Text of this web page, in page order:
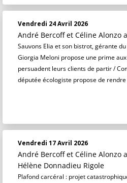
Vendredi 24 Avril 2026
André Bercoff et Céline Alonzo
Sauvons Elia et son bistrot, gérante
Giorgia Meloni propose une prime
persuadent leurs clients de partir /
députée écologiste propose de
Vendredi 17 Avril 2026
André Bercoff et Céline Alonzo
Hélène Donnadieu Rigole
Plafond carcéral : projet